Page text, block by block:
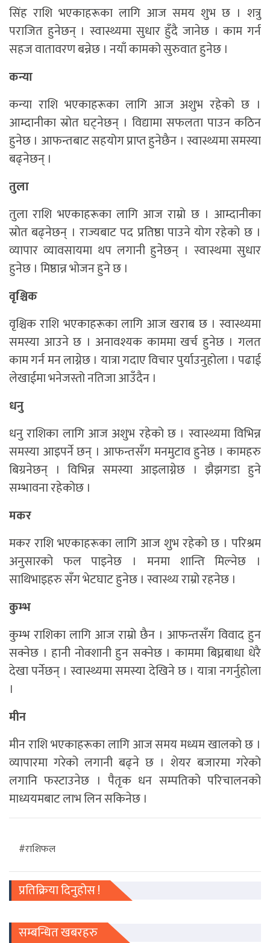
सिंह राशि भएकाहरूका लागि आज समय शुभ छ । शत्रु
पराजित हुनेछन् । स्वास्थ्यमा सुधार हुँदै जानेछ । काम गर्न
सहज वातावरण बन्नेछ । नयाँ कामको सुरुवात हुनेछ ।
कन्या
कन्या राशि भएकाहरूका लागि आज अशुभ रहेको छ ।
आम्दानीका स्रोत घट्नेछन् । विद्यामा सफलता पाउन कठिन
हुनेछ । आफन्तबाट सहयोग प्राप्त हुनेछैन । स्वास्थ्यमा समस्या
बढ्नेछन् ।
तुला
तुला राशि भएकाहरूका लागि आज राम्रो छ । आम्दानीका
स्रोत बढ्नेछन् । राज्यबाट पद प्रतिष्ठा पाउने योग रहेको छ ।
व्यापार व्यावसायमा थप लगानी हुनेछन् । स्वास्थमा सुधार
हुनेछ । मिष्ठान्न भोजन हुने छ ।
वृश्चिक
वृश्चिक राशि भएकाहरूका लागि आज खराब छ । स्वास्थ्यमा
समस्या आउने छ । अनावश्यक काममा खर्च हुनेछ । गलत
काम गर्न मन लाग्नेछ । यात्रा गदाए विचार पुर्याउनुहोला । पढाई
लेखाईमा भनेजस्तो नतिजा आउँदैन ।
धनु
धनु राशिका लागि आज अशुभ रहेको छ । स्वास्थ्यमा विभिन्न
समस्या आइपर्ने छन् । आफन्तसँग मनमुटाव हुनेछ । कामहरु
बिग्रनेछन् । विभिन्न समस्या आइलाग्नेछ । झैझगडा हुने
सम्भावना रहेकोछ ।
मकर
मकर राशि भएकाहरूका लागि आज शुभ रहेको छ । परिश्रम
अनुसारको फल पाइनेछ । मनमा शान्ति मिल्नेछ ।
साथिभाइहरु सँग भेटघाट हुनेछ । स्वास्थ्य राम्रो रहनेछ ।
कुम्भ
कुम्भ राशिका लागि आज राम्रो छैन । आफन्तसँग विवाद हुन
सक्नेछ । हानी नोक्शानी हुन सक्नेछ । काममा बिघ्नबाधा धेरै
देखा पर्नेछन् । स्वास्थ्यमा समस्या देखिने छ । यात्रा नगर्नुहोला
।
मीन
मीन राशि भएकाहरूका लागि आज समय मध्यम खालको छ ।
व्यापारमा गरेको लगानी बढ्ने छ । शेयर बजारमा गरेको
लगानि फस्टाउनेछ । पैतृक धन सम्पतिको परिचालनको
माध्ययमबाट लाभ लिन सकिनेछ ।
#राशिफल
प्रतिक्रिया दिनुहोस !
सम्बन्धित खबरहरु